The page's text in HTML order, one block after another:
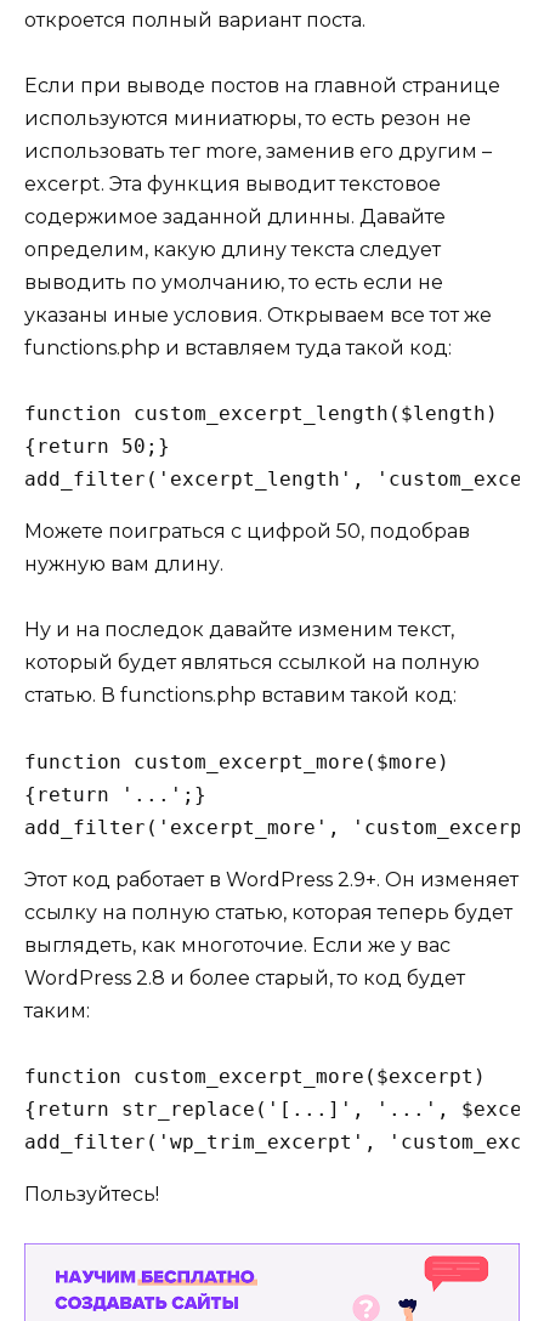
откроется полный вариант поста.
Если при выводе постов на главной странице
используются миниатюры, то есть резон не
использовать тег more, заменив его другим –
excerpt. Эта функция выводит текстовое
содержимое заданной длинны. Давайте
определим, какую длину текста следует
выводить по умолчанию, то есть если не
указаны иные условия. Открываем все тот же
functions.php и вставляем туда такой код:
function custom_excerpt_length($length)
{return 50;}
Можете поиграться с цифрой 50, подобрав
нужную вам длину.
Ну и на последок давайте изменим текст,
который будет являться ссылкой на полную
статью. В functions.php вставим такой код:
function custom_excerpt_more($more)
{return '...';}
Этот код работает в WordPress 2.9+. Он изменяет
ссылку на полную статью, которая теперь будет
выглядеть, как многоточие. Если же у вас
WordPress 2.8 и более старый, то код будет
таким:
function custom_excerpt_more($excerpt)
{return str_replace('[...]', '...',
add_filter('wp_trim_excerpt',
Пользуйтесь!